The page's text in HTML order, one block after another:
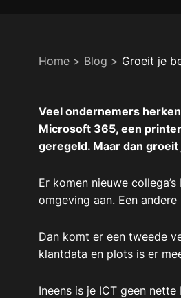
Home > Blog > Groeit je
Veel ondernemers
Microsoft 365, een
geregeld. Maar dan
Er komen nieuwe
omgeving aan. Een
Dan komt er een tweede
klantdata en plots is er
Ineens is je ICT geen